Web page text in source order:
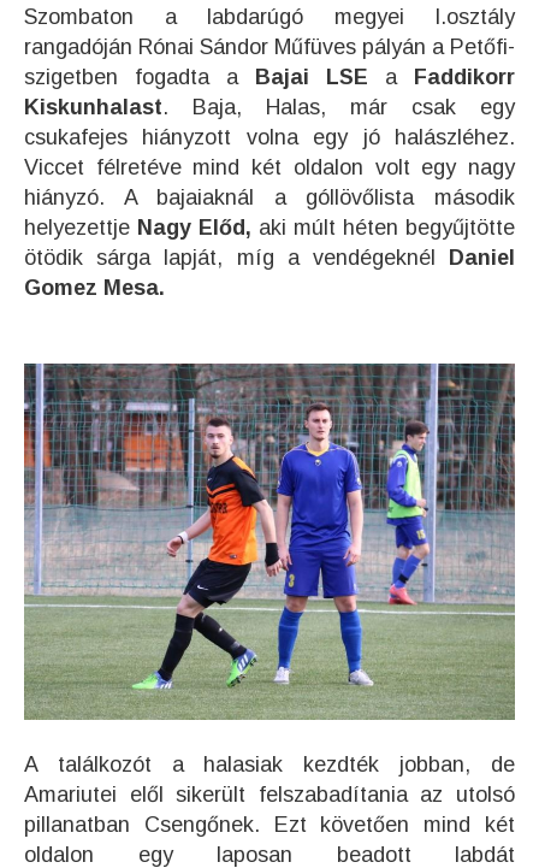
Szombaton a labdarúgó megyei I.osztály
rangadóján Rónai Sándor Műfüves pályán a Petőfi-
szigetben fogadta a
Bajai LSE a
Faddikorr
Kiskunhalast. Baja, Halas, már csak egy
csukafejes hiányzott volna egy jó halászléhez.
Viccet félretéve mind két oldalon volt egy nagy
hiányzó. A bajaiaknál a góllövőlista második
helyezettje Nagy Előd, aki múlt héten begyűjtötte
ötödik sárga lapját, míg a vendégeknél
Daniel
Gomez Mesa.
A találkozót a halasiak kezdték jobban, de
Amariutei elől sikerült felszabadítania az utolsó
pillanatban Csengőnek. Ezt követően mind két
oldalon egy laposan beadott labdát